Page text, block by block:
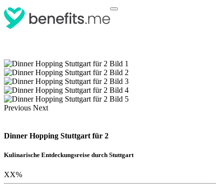
Previous Next
Dinner Hopping Stuttgart für 2
Kulinarische Entdeckungsreise durch Stuttgart
XX%